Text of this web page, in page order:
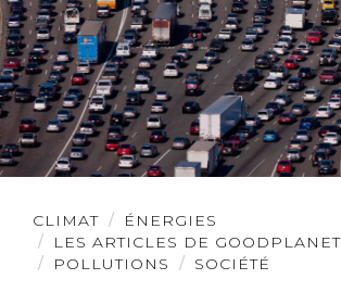
CLIMAT
ÉNERGIES
LES ARTICLES DE
POLLUTIONS
SOCIÉTÉ
Lire
l'article